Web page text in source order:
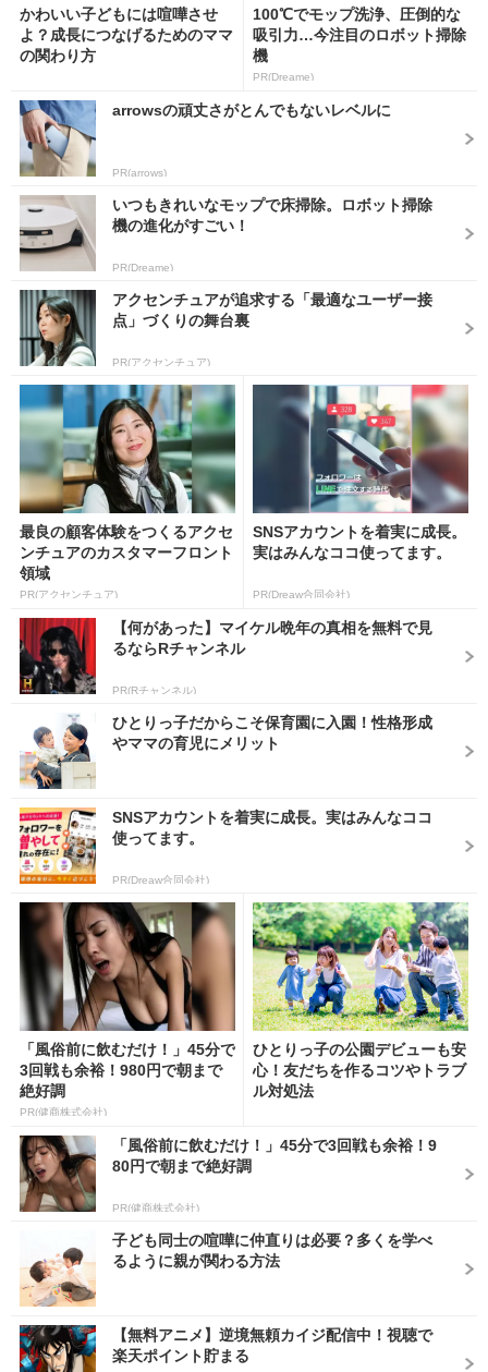
かわいい子どもには喧嘩させ
よ？成長につなげるためのママ
の関わり方
100℃でモップ洗浄、圧倒的な
吸引力…今注目のロボット掃除
機
PR(Dreame)
arrowsの頑丈さがとんでもないレベルに
PR(arrows)
いつもきれいなモップで床掃除。ロボット掃除
機の進化がすごい！
PR(Dreame)
アクセンチュアが追求する「最適なユーザー接
点」づくりの舞台裏
PR(アクセンチュア)
最良の顧客体験をつくるアクセ
ンチュアのカスタマーフロント
領域
PR(アクセンチュア)
SNSアカウントを着実に成長。
実はみんなココ使ってます。
PR(Dreaw合同会社)
【何があった】マイケル晩年の真相を無料で見
るならRチャンネル
PR(Rチャンネル)
ひとりっ子だからこそ保育園に入園！性格形成
やママの育児にメリット
SNSアカウントを着実に成長。実はみんなココ
使ってます。
PR(Dreaw合同会社)
「風俗前に飲むだけ！」45分で
3回戦も余裕！980円で朝まで
絶好調
PR(健商株式会社)
ひとりっ子の公園デビューも安
心！友だちを作るコツやトラブ
ル対処法
「風俗前に飲むだけ！」45分で3回戦も余裕！9
80円で朝まで絶好調
PR(健商株式会社)
子ども同士の喧嘩に仲直りは必要？多くを学べ
るように親が関わる方法
【無料アニメ】逆境無頼カイジ配信中！視聴で
楽天ポイント貯まる